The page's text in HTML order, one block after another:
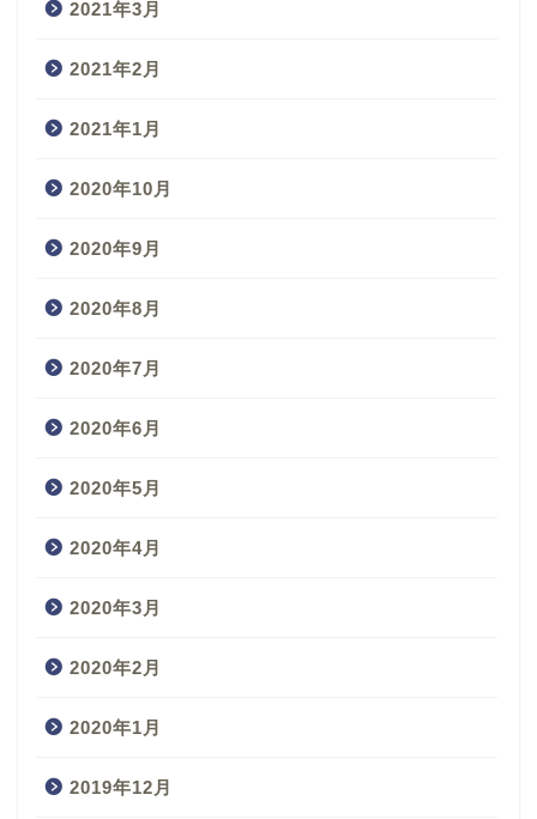
2021年3月
2021年2月
2021年1月
2020年10月
2020年9月
2020年8月
2020年7月
2020年6月
2020年5月
2020年4月
2020年3月
2020年2月
2020年1月
2019年12月